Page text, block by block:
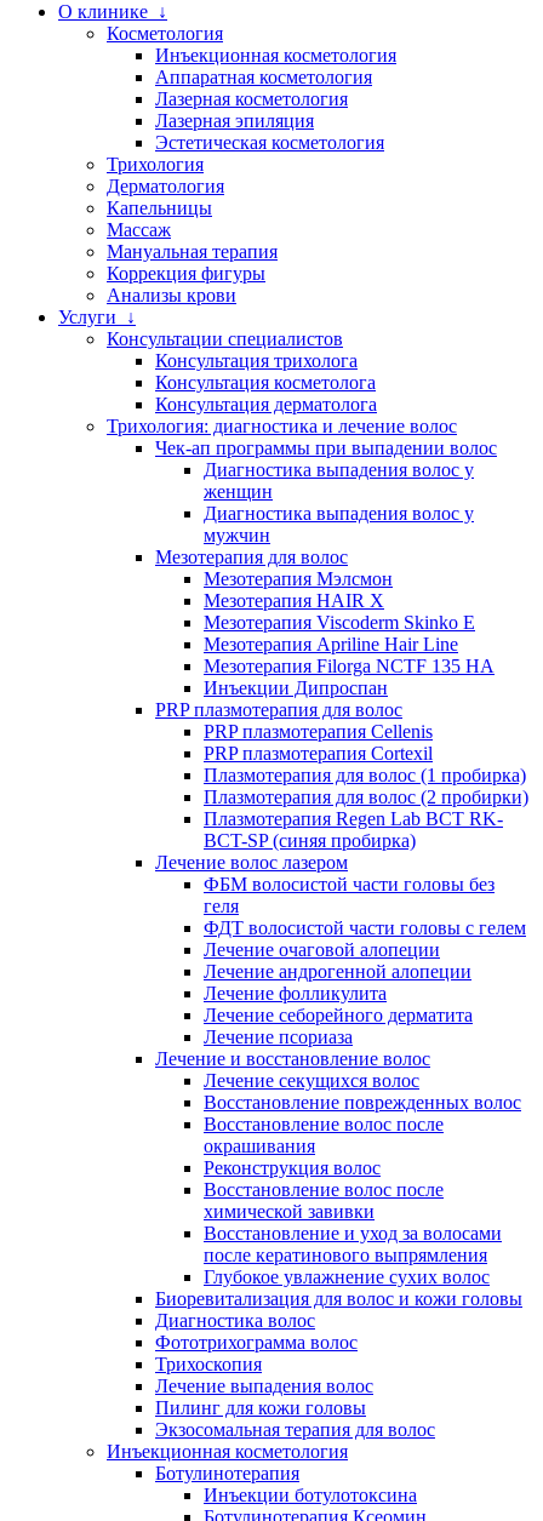
О клинике ↓
Косметология
Инъекционная косметология
Аппаратная косметология
Лазерная косметология
Лазерная эпиляция
Эстетическая косметология
Трихология
Дерматология
Капельницы
Массаж
Мануальная терапия
Коррекция фигуры
Анализы крови
Услуги ↓
Консультации специалистов
Консультация трихолога
Консультация косметолога
Консультация дерматолога
Трихология: диагностика и лечение волос
Чек-ап программы при выпадении волос
Диагностика выпадения волос у
женщин
Диагностика выпадения волос у
мужчин
Мезотерапия для волос
Мезотерапия Мэлсмон
Мезотерапия HAIR X
Мезотерапия Viscoderm Skinko E
Мезотерапия Apriline Hair Line
Мезотерапия Filorga NCTF 135 HA
Инъекции Дипроспан
PRP плазмотерапия для волос
PRP плазмотерапия Cellenis
PRP плазмотерапия Cortexil
Плазмотерапия для волос (1 пробирка)
Плазмотерапия для волос (2 пробирки)
Плазмотерапия Regen Lab BCT RK-
BCT-SP (синяя пробирка)
Лечение волос лазером
ФБМ волосистой части головы без
геля
ФДТ волосистой части головы с гелем
Лечение очаговой алопеции
Лечение андрогенной алопеции
Лечение фолликулита
Лечение себорейного дерматита
Лечение псориаза
Лечение и восстановление волос
Лечение секущихся волос
Восстановление поврежденных волос
Восстановление волос после
окрашивания
Реконструкция волос
Восстановление волос после
химической завивки
Восстановление и уход за волосами
после кератинового выпрямления
Глубокое увлажнение сухих волос
Биоревитализация для волос и кожи головы
Диагностика волос
Фототрихограмма волос
Трихоскопия
Лечение выпадения волос
Пилинг для кожи головы
Экзосомальная терапия для волос
Инъекционная косметология
Ботулинотерапия
Инъекции ботулотоксина
Ботулинотерапия Ксеомин